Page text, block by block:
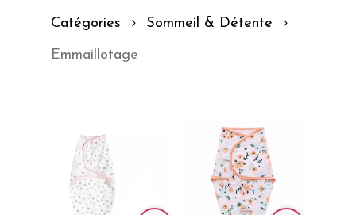
Catégories Sommeil & Détente
Emmaillotage